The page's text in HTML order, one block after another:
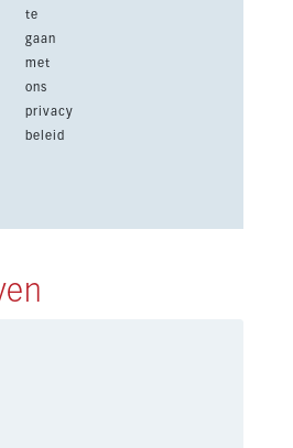
te
gaan
met
ons
privacy
beleid